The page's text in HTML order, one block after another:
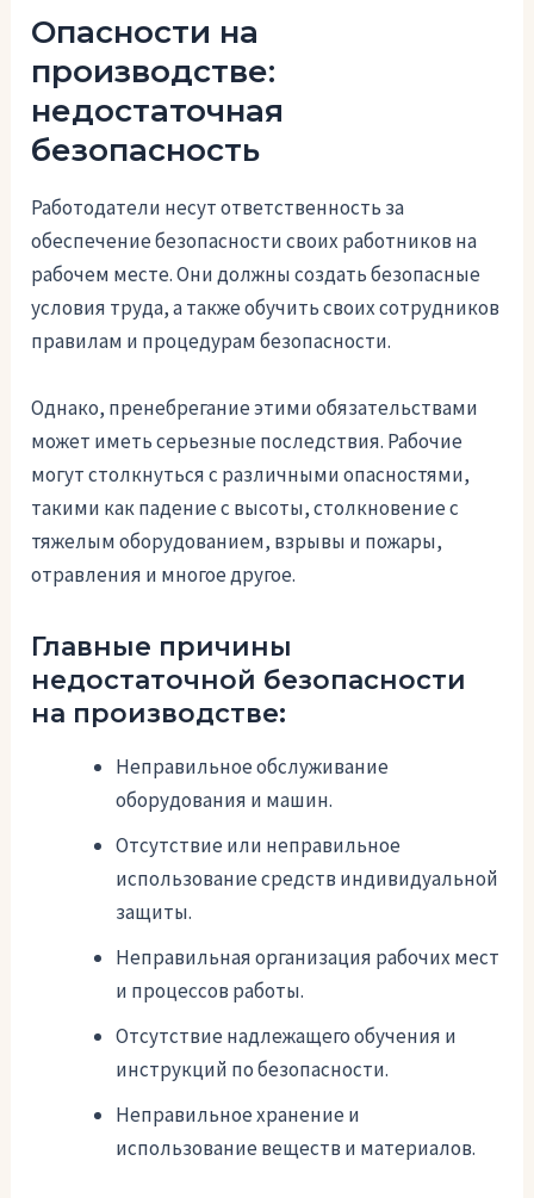
Опасности на
производстве:
недостаточная
безопасность
Работодатели несут ответственность за
обеспечение безопасности своих работников на
рабочем месте. Они должны создать безопасные
условия труда, а также обучить своих сотрудников
правилам и процедурам безопасности.
Однако, пренебрегание этими обязательствами
может иметь серьезные последствия. Рабочие
могут столкнуться с различными опасностями,
такими как падение с высоты, столкновение с
тяжелым оборудованием, взрывы и пожары,
отравления и многое другое.
Главные причины
недостаточной безопасности
на производстве:
Неправильное обслуживание
оборудования и машин.
Отсутствие или неправильное
использование средств индивидуальной
защиты.
Неправильная организация рабочих мест
и процессов работы.
Отсутствие надлежащего обучения и
инструкций по безопасности.
Неправильное хранение и
использование веществ и материалов.